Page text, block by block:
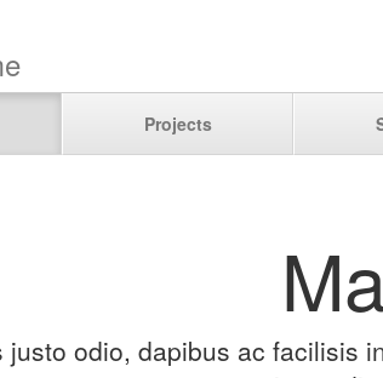
Projects
justo odio, dapibus ac facilisis